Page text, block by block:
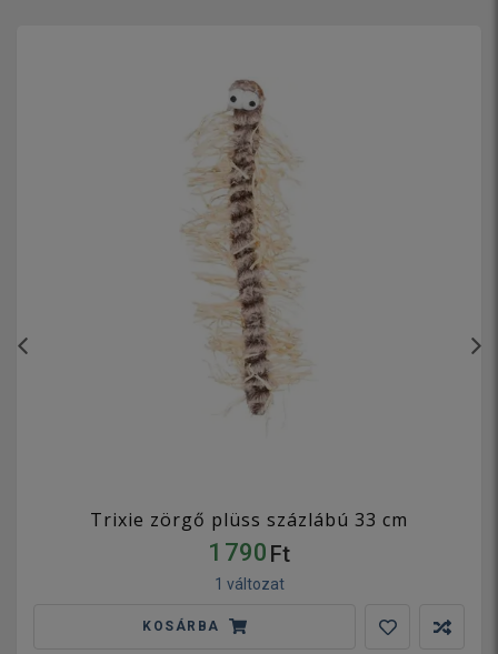
Trixie zörgő plüss százlábú 33 cm
1 790 Ft
1 változat
KOSÁRBA